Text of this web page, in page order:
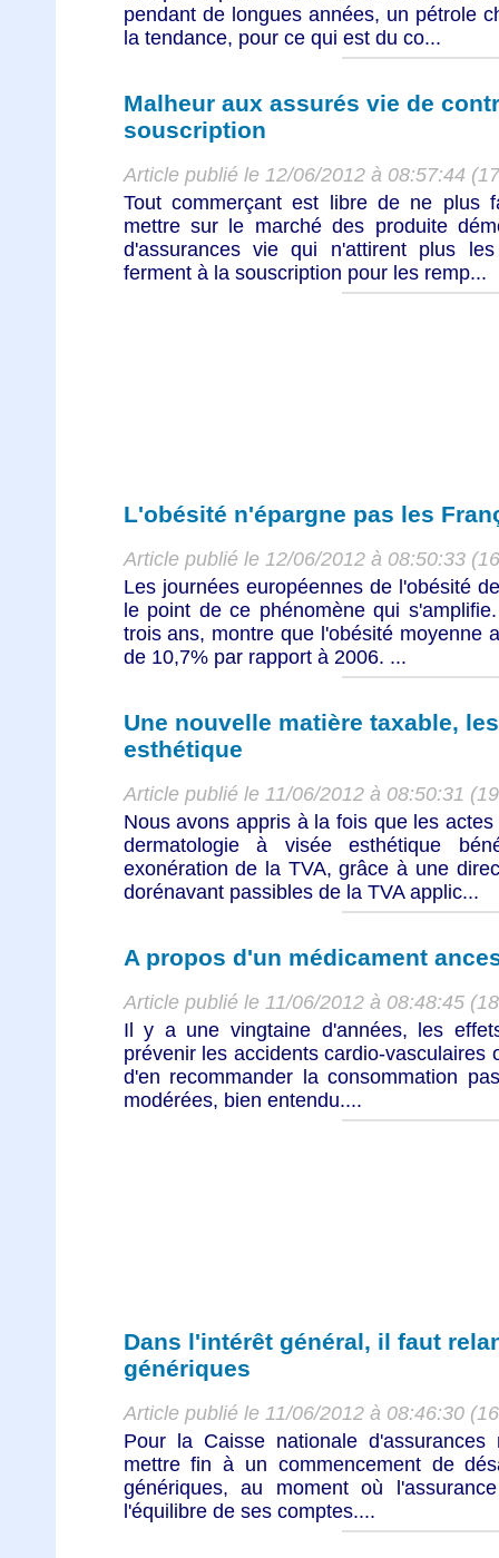
pendant de longues années, un pétrole
la tendance, pour ce qui est du co...
Malheur aux assurés vie de
souscription
Article publié le 12/06/2012 à 08:57:44
Tout commerçant est libre de ne plus
mettre sur le marché des produite
d'assurances vie qui n'attirent plus
ferment à la souscription pour les remp...
L'obésité n'épargne pas les
Article publié le 12/06/2012 à 08:50:33
Les journées européennes de l'obésité
le point de ce phénomène qui
trois ans, montre que l'obésité moyenne
de 10,7% par rapport à 2006. ...
Une nouvelle matière taxable,
esthétique
Article publié le 11/06/2012 à 08:50:31
Nous avons appris à la fois que les
dermatologie à visée esthétique
exonération de la TVA, grâce à une
dorénavant passibles de la TVA applic...
A propos d'un médicament
Article publié le 11/06/2012 à 08:48:45
Il y a une vingtaine d'années, les
prévenir les accidents cardio-
d'en recommander la consommation
modérées, bien entendu....
Dans l'intérêt général, il faut
génériques
Article publié le 11/06/2012 à 08:46:30
Pour la Caisse nationale
mettre fin à un commencement de
génériques, au moment où
l'équilibre de ses comptes....